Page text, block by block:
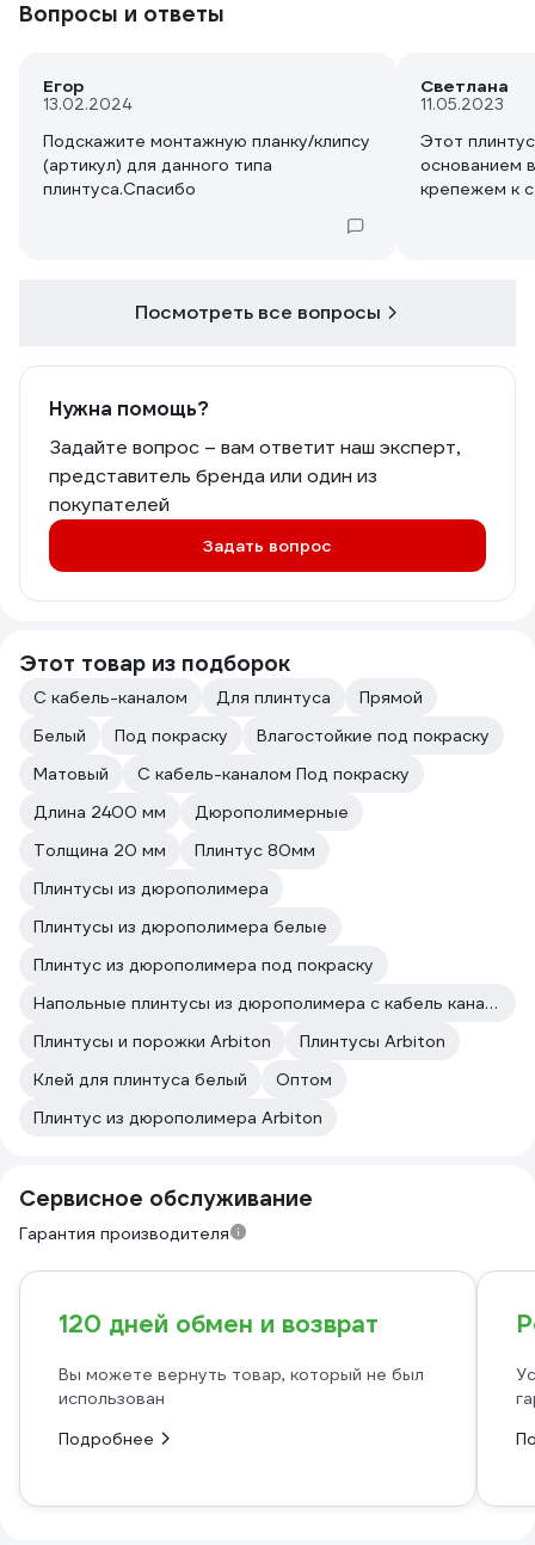
Вопросы и ответы
Егор
13.02.2024
Подскажите монтажную планку/клипсу
(артикул) для данного типа
плинтуса.Спасибо
Светлана
11.05.2023
Этот
основанием
крепежем к
Посмотреть все вопросы
Нужна помощь?
Задайте вопрос – вам ответит наш эксперт,
представитель бренда или один из
покупателей
Задать вопрос
Этот товар из подборок
С кабель-каналом Для плинтуса
Прямой
Белый
Под покраску
Влагостойкие под покраску
Матовый
С кабель-каналом Под покраску
Длина 2400 мм
Дюрополимерные
Толщина 20 мм
Плинтус 80мм
Плинтусы из дюрополимера
Плинтусы из дюрополимера белые
Плинтус из дюрополимера под покраску
Напольные плинтусы из дюрополимера с кабель каналом
Плинтусы и порожки Arbiton
Плинтусы Arbiton
Клей для плинтуса белый
Оптом
Плинтус из дюрополимера Arbiton
Сервисное обслуживание
Гарантия производителя
120 дней обмен и возврат
Вы можете вернуть товар, который не был
использован
Подробнее